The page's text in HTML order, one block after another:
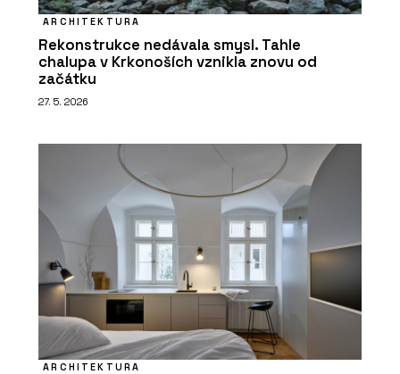
ARCHITEKTURA
Rekonstrukce nedávala smysl. Tahle
chalupa v Krkonoších vznikla znovu od
začátku
27. 5. 2026
ARCHITEKTURA